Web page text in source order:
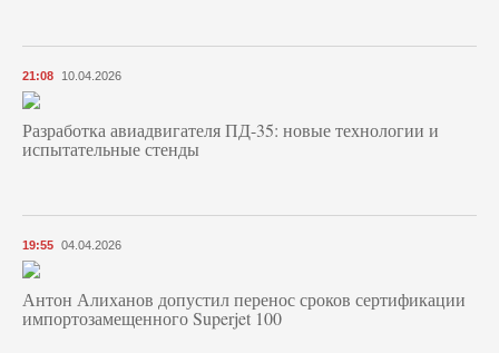
21:08 10.04.2026
Разработка авиадвигателя ПД-35: новые технологии и
испытательные стенды
19:55 04.04.2026
Антон Алиханов допустил перенос сроков сертификации
импортозамещенного Superjet 100